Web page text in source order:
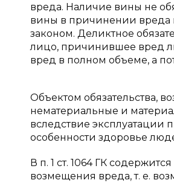
вреда. Наличие вины не
вины в причинении вреда
законом. Деликтное
лицо, причинившее вред
вред в полном объеме, а
Объектом обязательства,
нематериальные и
вследствие эксплуатации
особенности здоровье
В п. 1 ст. 1064 ГК
возмещения вреда, т. е.